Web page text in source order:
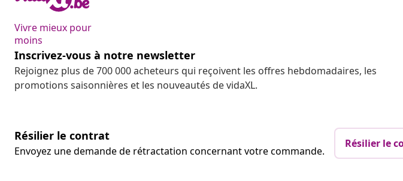
Vivre mieux pour
moins
Inscrivez-vous à notre newsletter
Rejoignez plus de 700 000 acheteurs qui reçoivent les offres hebdomadaires, les
promotions saisonnières et les nouveautés de vidaXL.
Résilier le contrat
Envoyez une demande de rétractation concernant votre commande.
Résilier le